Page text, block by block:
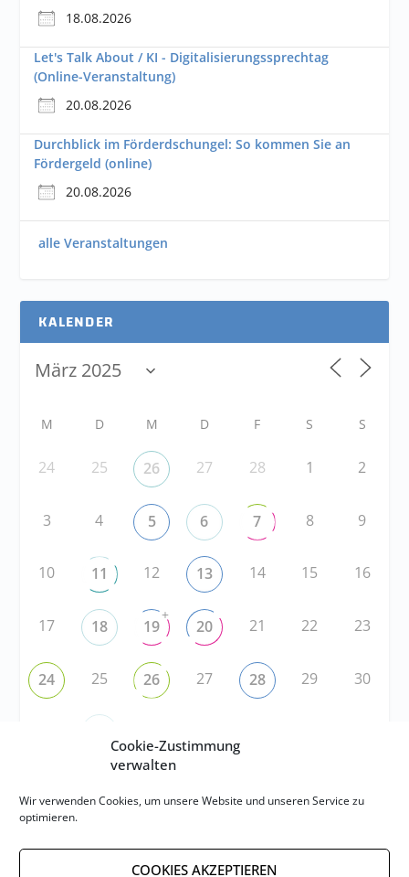
Cookie-Zustimmung
verwalten
Wir verwenden Cookies, um unsere Website und unseren Service zu
optimieren.
COOKIES AKZEPTIEREN
18.08.2026
Let's Talk About / KI - Digitalisierungssprechtag
(Online-Veranstaltung)
20.08.2026
Durchblick im Förderdschungel: So kommen Sie an
Fördergeld (online)
20.08.2026
alle Veranstaltungen
KALENDER
M D M D F S S
24 25 26 27 28 1 2
3 4 5 6 7 8 9
10 11 12 13 14 15 16
17 18 19
+
20 21 22 23
24 25 26 27 28 29 30
RSS
RSS-FEED abonnieren